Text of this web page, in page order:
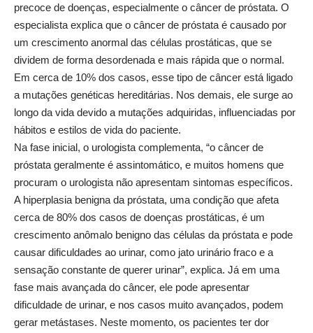
precoce de doenças, especialmente o câncer de próstata. O
especialista explica que o câncer de próstata é causado por
um crescimento anormal das células prostáticas, que se
dividem de forma desordenada e mais rápida que o normal.
Em cerca de 10% dos casos, esse tipo de câncer está ligado
a mutações genéticas hereditárias. Nos demais, ele surge ao
longo da vida devido a mutações adquiridas, influenciadas por
hábitos e estilos de vida do paciente.
Na fase inicial, o urologista complementa, “o câncer de
próstata geralmente é assintomático, e muitos homens que
procuram o urologista não apresentam sintomas específicos.
A hiperplasia benigna da próstata, uma condição que afeta
cerca de 80% dos casos de doenças prostáticas, é um
crescimento anômalo benigno das células da próstata e pode
causar dificuldades ao urinar, como jato urinário fraco e a
sensação constante de querer urinar”, explica. Já em uma
fase mais avançada do câncer, ele pode apresentar
dificuldade de urinar, e nos casos muito avançados, podem
gerar metástases. Neste momento, os pacientes ter dor